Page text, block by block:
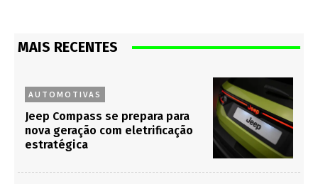
MAIS RECENTES
AUTOMOTIVAS
Jeep Compass se prepara para
nova geração com eletrificação
estratégica